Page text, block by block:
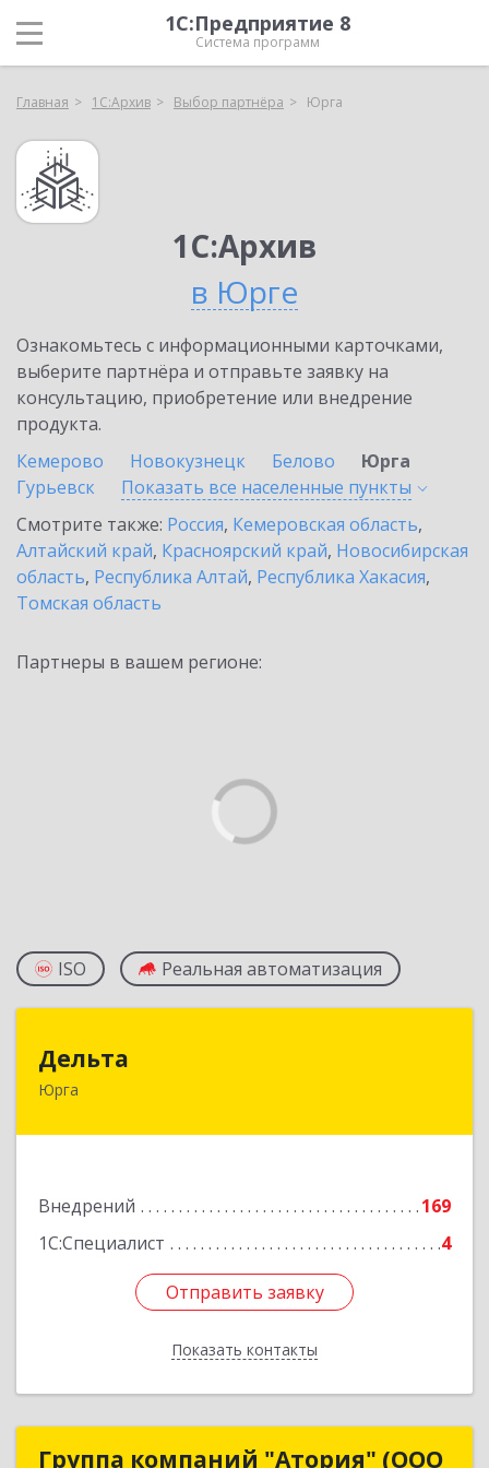
1С:Предприятие 8
Система программ
Главная 1С:Архив Выбор партнёра Юрга
1С:Архив
в Юрге
Ознакомьтесь с информационными карточками,
выберите партнёра и отправьте заявку на
консультацию, приобретение или внедрение
продукта.
Кемерово
Новокузнецк Белово
Юрга
Гурьевск
Показать все населенные пункты
Смотрите также: Россия, Кемеровская область,
Алтайский край, Красноярский край, Новосибирская
область, Республика Алтай, Республика Хакасия,
Томская область
Партнеры в вашем регионе:
ISO Реальная автоматизация
Дельта
Юрга
Внедрений
169
1С:Специалист
4
Отправить заявку
Показать контакты
Отправить заявку
Назад
Группа компаний "Атория" (ООО
Группа компаний "Атория" (ООО